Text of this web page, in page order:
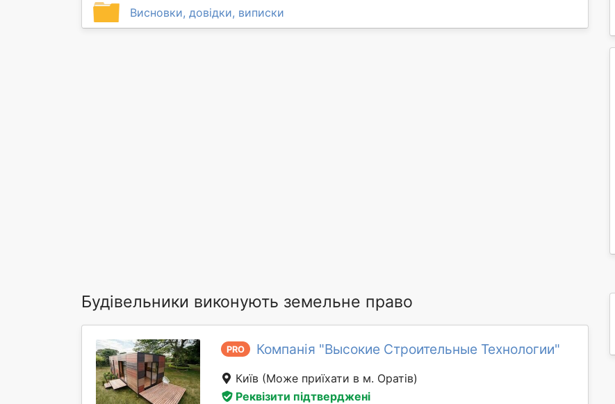
Висновки, довідки, виписки
Будівельники виконують земельне право
PRO Компанія "Высокие Строительные Технологии"
Київ (Може приїхати в м. Оратів)
Реквізити підтверджені